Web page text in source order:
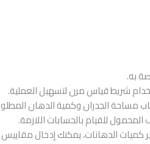
به.
شريط قياس مرن لتسهيل العملية.
مساحة الجدران وكمية الدهان
للقيام بالحسابات اللازمة.
كميات الدهانات، يمكنك إدخال